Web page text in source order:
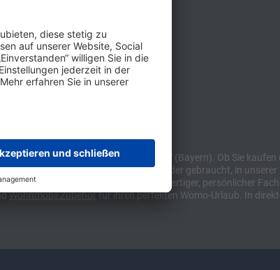
Münchens, Ausfahrt "Sulzemoos" (Bayern). Ob Sie kaufen
Caravan oder Wohnmobil, ob neu oder gebraucht, in unserer
Wohnwagenverkauf inklusive hochwertiger, persönlicher
Wohnmobil Zubehörfür ihren perfekten Womo-Urlaub. In